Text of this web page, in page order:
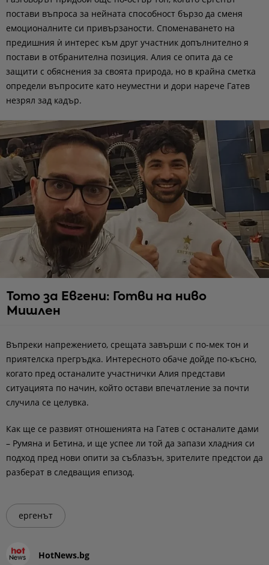
постави въпроса за нейната способност бързо да сменя
емоционалните си привързаности. Споменаването на
предишния ѝ интерес към друг участник допълнително я
постави в отбранителна позиция. Алия се опита да се
защити с обяснения за своята природа, но в крайна сметка
определи въпросите като неуместни и дори нарече Гатев
незрял зад кадър.
Тото за Евгени: Готви на ниво
Мишлен
Въпреки напрежението, срещата завърши с по-мек тон и
приятелска прегръдка. Интересното обаче дойде по-късно,
когато пред останалите участнички Алия представи
ситуацията по начин, който остави впечатление за почти
случила се целувка.
Как ще се развият отношенията на Гатев с останалите дами
– Румяна и Бетина, и ще успее ли той да запази хладния си
подход пред нови опити за съблазън, зрителите предстои да
разберат в следващия епизод.
ергенът
HotNews.bg